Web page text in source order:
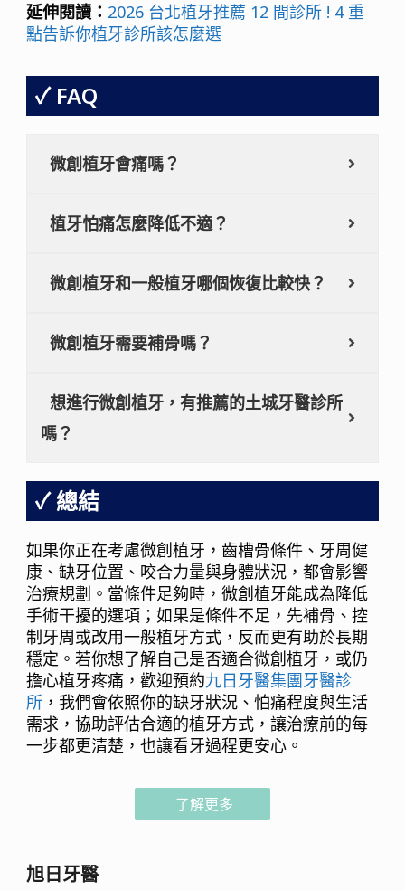
延伸閱讀： 2026 台北植牙推薦 12 間診所 ! 4 重
點告訴你植牙診所該怎麼選
FAQ
微創植牙會痛嗎？
植牙怕痛怎麼降低不適？
微創植牙和一般植牙哪個恢復比較快？
微創植牙需要補骨嗎？
想進行微創植牙，有推薦的土城牙醫診所
嗎？
總結
如果你正在考慮微創植牙，齒槽骨條件、牙周健
康、缺牙位置、咬合力量與身體狀況，都會影響
治療規劃。當條件足夠時，微創植牙能成為降低
手術干擾的選項；如果是條件不足，先補骨、控
制牙周或改用一般植牙方式，反而更有助於長期
穩定。若你想了解自己是否適合微創植牙，或仍
擔心植牙疼痛，歡迎預約九日牙醫集團牙醫診
所 ，我們會依照你的缺牙狀況、怕痛程度與生活
需求，協助評估合適的植牙方式，讓治療前的每
一步都更清楚，也讓看牙過程更安心。
了解更多
旭日牙醫